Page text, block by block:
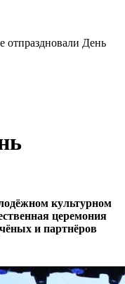
отпраздновали День
культурном
церемония
и партнёров